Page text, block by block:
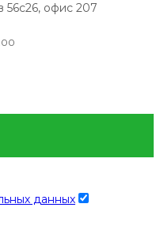
56с26, офис 207
данных